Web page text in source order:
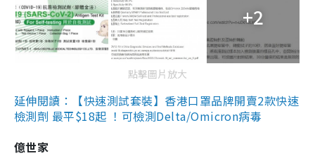
+2
點擊圖片放大
延伸閱讀：【快速測試套裝】香港口罩品牌開賣2款快速
檢測劑 最平$18起 ！可檢測Delta/Omicron病毒
億世家